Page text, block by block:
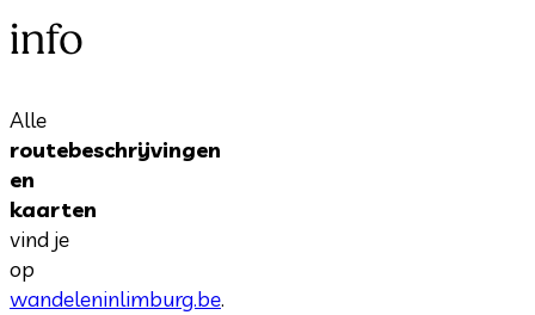
info
Alle
routebeschrijvingen
en
kaarten
vind je
op
wandeleninlimburg.be.